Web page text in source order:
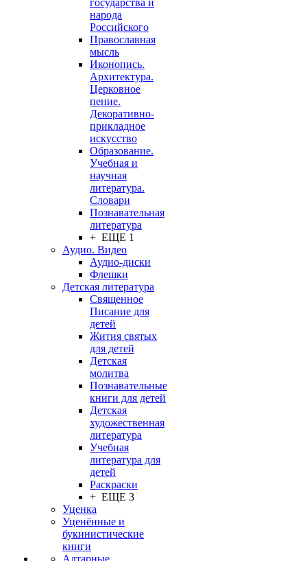
государства и
народа
Российского
Православная
мысль
Иконопись.
Архитектура.
Церковное
пение.
Декоративно-
прикладное
искусство
Образование.
Учебная и
научная
литература.
Словари
Познавательная
литература
+ ЕЩЕ 1
Аудио. Видео
Аудио-диски
Флешки
Детская литература
Священное
Писание для
детей
Жития святых
для детей
Детская
молитва
Познавательные
книги для детей
Детская
художественная
литература
Учебная
литература для
детей
Раскраски
+ ЕЩЕ 3
Уценка
Уценённые и
букинистические
книги
Алтарные,